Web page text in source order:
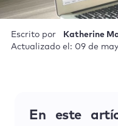
Escrito por
Katherine
Actualizado el: 09 de
En este